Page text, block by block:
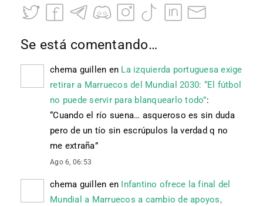
Se está comentando…
chema guillen en La izquierda portuguesa exige
retirar a Marruecos del Mundial 2030: “El fútbol
no puede servir para blanquearlo todo”:
“Cuando el río suena… asqueroso es sin duda
pero de un tío sin escrúpulos la verdad q no
me extraña”
Ago 6, 06:53
chema guillen en Infantino ofrece la final del
Mundial a Marruecos a cambio de apoyos,